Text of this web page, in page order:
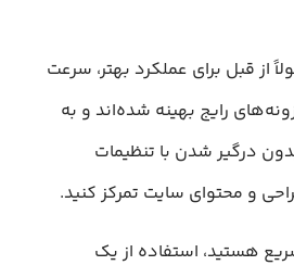
از قبل برای عملکرد بهتر، سرعت
رایج بهینه شده‌اند و به
درگیر شدن با تنظیمات
و محتوای سایت تمرکز کنید.
هستید، استفاده از یک